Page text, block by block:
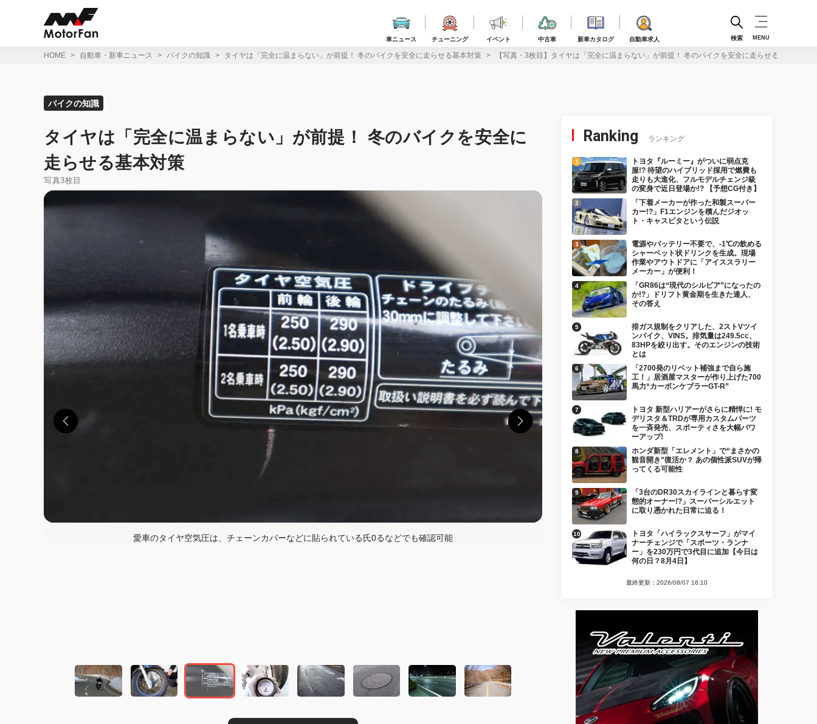
車ニュース チューニング イベント 中古車 新車カタログ 自動車求人 検索 MENU
HOME 自動車・新車ニュース バイクの知識 タイヤは「完全に温まらない」が前提！ 冬のバイクを安全に走らせる基本対策 【写真・3枚目】タイヤは「完全に温まらない」が前提！ 冬のバイクを安全に走らせる基本対策
バイクの知識
タイヤは「完全に温まらない」が前提！ 冬のバイクを安全に
走らせる基本対策
写真3枚目
愛車のタイヤ空気圧は、チェーンカバーなどに貼られている氏0るなどでも確認可能
Ranking ランキング
トヨタ『ルーミー』がついに弱点克
服!? 待望のハイブリッド採用で燃費も
走りも大進化、フルモデルチェンジ級
の変身で近日登場か!? 【予想CG付き】
「下着メーカーが作った和製スーパー
カー!?」F1エンジンを積んだジオッ
ト・キャスピタという伝説
電源やバッテリー不要で、-1℃の飲める
シャーベット状ドリンクを生成。現場
作業やアウトドアに「アイススラリー
メーカー」が便利！
「GR86は“現代のシルビア”になったの
か!?」ドリフト黄金期を生きた達人、
その答え
排ガス規制をクリアした、2ストVツイ
ンバイク、VINS。排気量は249.5cc、
83HPを絞り出す。そのエンジンの技術
とは
「2700発のリベット補強まで自ら施
工！」居酒屋マスターが作り上げた700
馬力“カーボンケブラーGT-R”
トヨタ 新型ハリアーがさらに精悍に! モ
デリスタ＆TRDが専用カスタムパーツ
を一斉発売、スポーティさを大幅パワ
ーアップ!
ホンダ新型「エレメント」で“まさかの
観音開き”復活か？ あの個性派SUVが帰
ってくる可能性
「3台のDR30スカイラインと暮らす変
態的オーナー!?」スーパーシルエット
に取り憑かれた日常に迫る！
トヨタ「ハイラックスサーフ」がマイ
ナーチェンジで「スポーツ・ランナ
ー」を230万円で3代目に追加【今日は
何の日？8月4日】
最終更新：2026/08/07 16:10